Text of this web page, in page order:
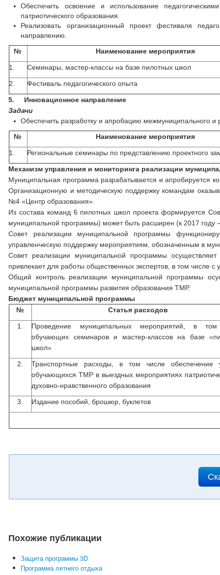
Обеспечить освоение и использование
патриотического образования.
Реализовать организационный проект фестиваля
направлению.
№
Наименование мероприятия
1. Семинары, мастер-классы на базе пилотных школ
2. Фестиваль педагогического опыта
5. Инновационное направление
Задачи
Обеспечить разработку и апробацию межмуниципального
№
Наименование мероприятия
1. Региональные семинары по представлению проектного
Механизм управления и мониторинга реализации
Муниципальная программа разрабатывается и апробируется
Организационную и методическую поддержку командам
№4 «Центр образования».
Из состава команд 6 пилотных школ проекта формируется
муниципальной программы) может быть расширен (к 2017 году
Совет реализации муниципальной программы
управленческую поддержку мероприятиям, обозначенным в
Совет реализации муниципальной программы
привлекает для работы общественных экспертов, в том числе
Общий контроль реализации муниципальной программы
муниципальной программы развития образования ТМР.
Бюджет муниципальной программы
№
Статья расходов
1.
Проведение муниципальных мероприятий, в
обучающих семинаров и мастер-классов на базе
школ»
2.
Транспортные расходы, в том числе обеспечение
обучающихся ТМР в выездных мероприятиях
духовно-нравственного образования
3. Издание пособий, брошюр, буклетов
Похожие публикации
Защита программы 3D
Программа летнего отдыха